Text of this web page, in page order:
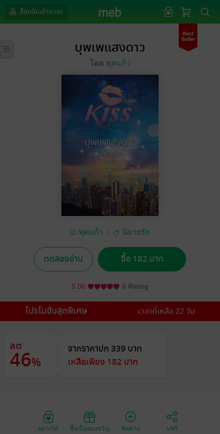
ล็อกอินเข้าระบบ
บุพเพแสงดาว
โดย พุดแก้ว
พุดแก้ว นิยายรัก
ทดลองอ่าน ซื้อ 182 บาท
5.00 6 Rating
โปรโมชันสุดพิเศษ เวลาที่เหลือ 22 วัน
ลด
46%
จากราคาปก 339 บาท
เหลือเพียง 182 บาท
อยากได้ ซื้อเป็นของขวัญ ติดตาม แชร์